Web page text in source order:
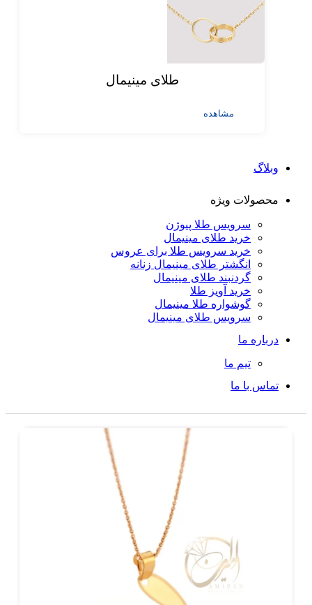
طلای مینیمال
مشاهده
وبلاگ
محصولات ویژه
سرویس طلا پیوژن
خرید طلای مینیمال
خرید سرویس طلا برای عروس
انگشتر طلای مینیمال زنانه
گردنبند طلای مینیمال
خرید آویز طلا
گوشواره طلا مینیمال
سرویس طلای مینیمال
درباره ما
تیم ما
تماس با ما